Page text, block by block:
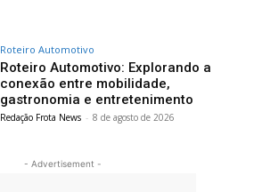
Roteiro Automotivo
Roteiro Automotivo: Explorando a
conexão entre mobilidade,
gastronomia e entretenimento
Redação Frota News - 8 de agosto de 2026
- Advertisement -